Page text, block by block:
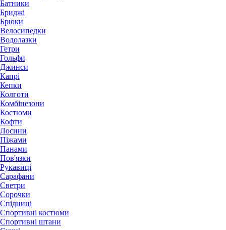
Батники
Бриджі
Брюки
Велосипедки
Водолазки
Гетри
Гольфи
Джинси
Капрі
Кепки
Колготи
Комбінезони
Костюми
Кофти
Лосини
Піжами
Панами
Пов'язки
Рукавиці
Сарафани
Светри
Сорочки
Спідниці
Спортивні костюми
Спортивні штани